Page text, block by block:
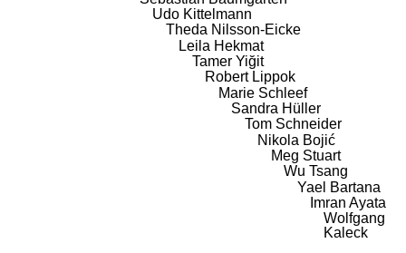
Udo Kittelmann
Theda Nilsson-Eicke
Leila Hekmat
Tamer Yiğit
Robert Lippok
Marie Schleef
Sandra Hüller
Tom Schneider
Nikola Bojić
Meg Stuart
Wu Tsang
Yael Bartana
Imran Ayata
Wolfgang
Kaleck